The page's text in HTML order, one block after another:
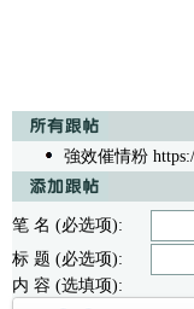
強效催情粉
笔 名 (必选项):
标 题 (必选项):
内 容 (选填项):